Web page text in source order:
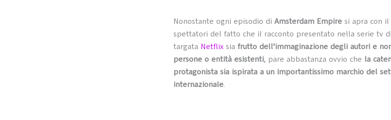
Nonostante ogni episodio di Amsterdam Empire si apra con il
spettatori del fatto che il racconto presentato nella serie tv
targata Netflix sia frutto dell’immaginazione degli autori e
persone o entità esistenti, pare abbastanza ovvio che la
protagonista sia ispirata a un importantissimo marchio del
internazionale.